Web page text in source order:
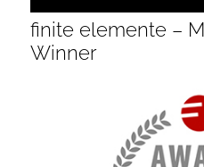
finite elemente –
Winner